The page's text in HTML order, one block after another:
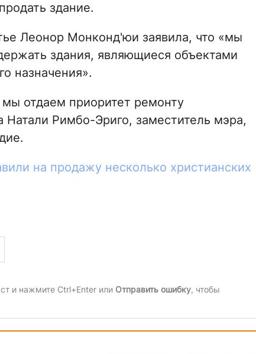
здание.
Леонор Монконд'юи заявила, что «мы
здания, являющиеся объектами
назначения».
отдаем приоритет ремонту
Натали Римбо-Эриго, заместитель мэра,
на продажу несколько христианских
и нажмите Ctrl+Enter или Отправить ошибку, чтобы